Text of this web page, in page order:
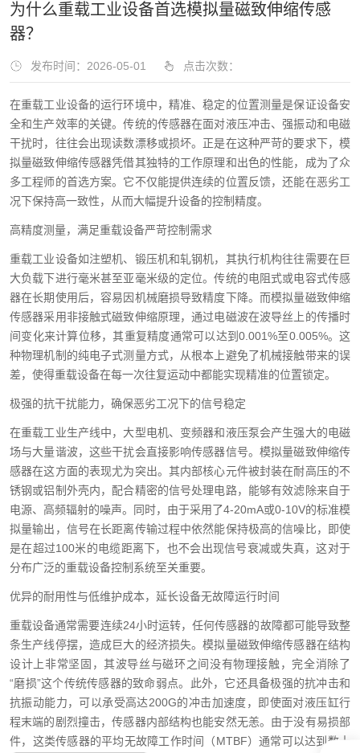
为什么重载工业设备首选模拟量磁致伸缩传感
器？
发布时间：2026-05-01 点击次数：
在重载工业设备的运行环境中，精准、稳定的位置测量是保证设备安
全和生产效率的关键。传统的传感器在面对液压冲击、强振动和电磁
干扰时，往往会出现读数漂移或损坏。正是在这种严苛的要求下，模
拟量磁致伸缩传感器凭借其独特的工作原理和出色的性能，成为了众
多工程师的首选方案。它不仅能提供连续的位置反馈，还能在恶劣工
况下保持高一致性，从而大幅提升设备的控制精度。
高精度测量，满足重载设备严苛控制需求
重载工业设备如注塑机、锻压机和轧钢机，其执行机构往往需要在巨
大负载下进行毫米甚至亚毫米级的定位。传统的电阻式或电容式传感
器在长期使用后，容易因机械磨损导致精度下降。而模拟量磁致伸缩
传感器采用非接触式磁致伸缩原理，通过电磁波在波导丝上的传播时
间变化来计算位移，其重复精度通常可以达到0.001%至0.005%。这
种物理机制的纯电子式测量方式，从根本上避免了机械接触带来的误
差，使得重载设备在每一次往复运动中都能实现精准的位置锁定。
极强的抗干扰能力，确保恶劣工况下的信号稳定
在重载工业生产线中，大型电机、变频器和液压泵会产生强大的电磁
场与大量谐波，这些干扰会直接影响传感器信号。模拟量磁致伸缩传
感器在这方面的表现尤为突出。其内部核心元件被封装在耐高压的不
锈钢或铝制外壳内，配合精密的信号处理电路，能够有效滤除来自于
电源、高频辐射的噪声。同时，由于采用了4-20mA或0-10V的标准模
拟量输出，信号在长距离传输过程中依然能保持极高的信噪比，即使
是在超过100米的电缆距离下，也不会出现信号衰减或失真，这对于
分布广泛的重载设备控制系统至关重要。
优异的耐用性与低维护成本，延长设备无故障运行时间
重载设备通常需要连续24小时运转，任何传感器的故障都可能导致整
条生产线停摆，造成巨大的经济损失。模拟量磁致伸缩传感器在结构
设计上非常坚固，其波导丝与磁环之间没有物理接触，完全消除了
“磨损”这个传统传感器的致命弱点。此外，它还具备极强的抗冲击和
抗振动能力，可以承受高达200G的冲击加速度，即使面对液压缸行
程末端的剧烈撞击，传感器内部结构也能安然无恙。由于没有易损部
件，这类传感器的平均无故障工作时间（MTBF）通常可以达到数十